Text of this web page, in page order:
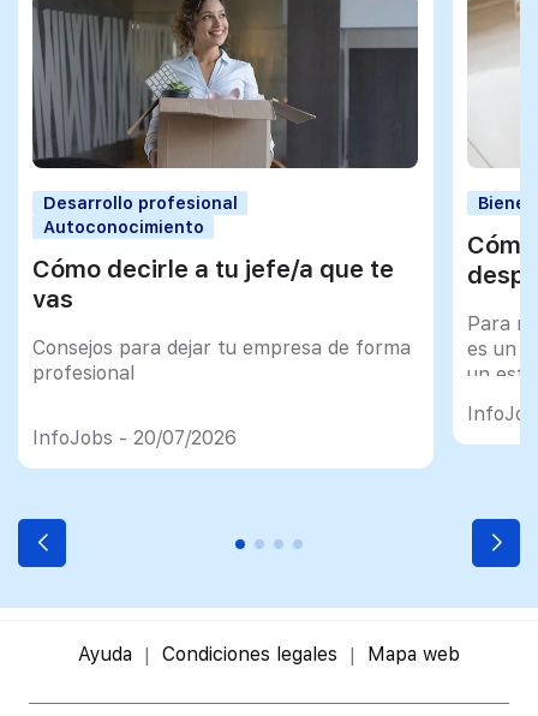
Desarrollo profesional
Autoconocimiento
Cómo decirle a tu jefe/a que te
vas
Consejos para dejar tu empresa de forma
profesional
InfoJobs - 20/07/2026
Para
es un
un
Ayuda Condiciones legales Mapa web